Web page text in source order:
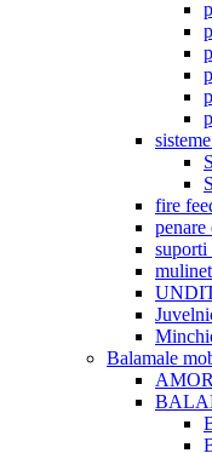
fire
suporti
Balamale